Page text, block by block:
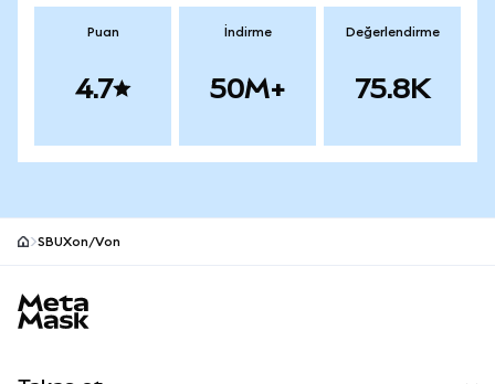
Puan
4.7
İndirme
50M+
Değerlendirme
75.8K
SBUXon/Von